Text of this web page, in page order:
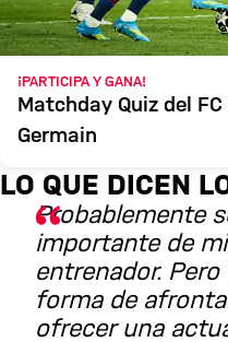
¡PARTICIPA Y GANA!
Matchday Quiz del
Germain
LO QUE DICEN
Probablemente
importante de
entrenador.
forma de
ofrecer una